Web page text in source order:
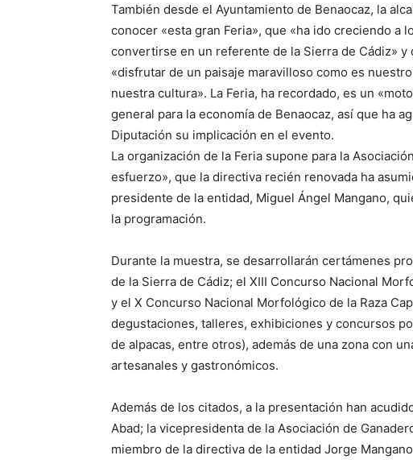
También desde el Ayuntamiento de Benaocaz, la
conocer «esta gran Feria», que «ha ido creciendo a
convertirse en un referente de la Sierra de Cádiz»
«disfrutar de un paisaje maravilloso como es
nuestra cultura». La Feria, ha recordado, es un
general para la economía de Benaocaz, así que ha
Diputación su implicación en el evento.
La organización de la Feria supone para la
esfuerzo», que la directiva recién renovada ha
presidente de la entidad, Miguel Ángel Mangano,
la programación.
Durante la muestra, se desarrollarán certámenes
de la Sierra de Cádiz; el XIII Concurso Nacional
y el X Concurso Nacional Morfológico de la Raza
degustaciones, talleres, exhibiciones y concursos
de alpacas, entre otros), además de una zona con
artesanales y gastronómicos.
Además de los citados, a la presentación han
Abad; la vicepresidenta de la Asociación de
miembro de la directiva de la entidad Jorge